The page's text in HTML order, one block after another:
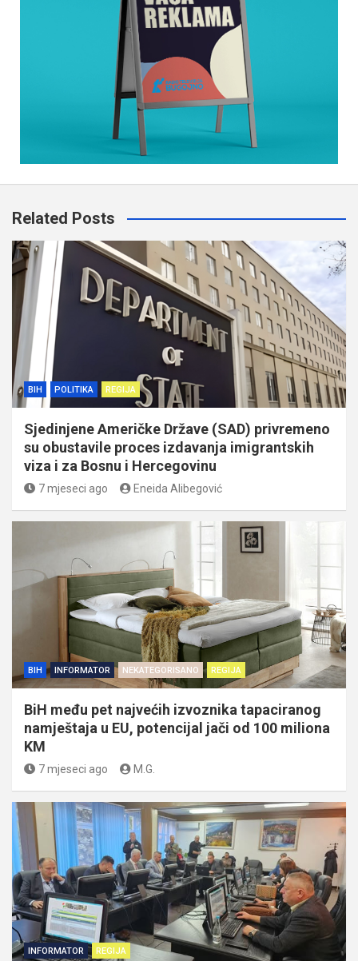
Related Posts
BIH POLITIKA REGIJA
Sjedinjene Američke Države (SAD) privremeno
su obustavile proces izdavanja imigrantskih
viza i za Bosnu i Hercegovinu
7 mjeseci ago Eneida Alibegović
BIH INFORMATOR NEKATEGORISANO REGIJA
BiH među pet najvećih izvoznika tapaciranog
namještaja u EU, potencijal jači od 100 miliona
KM
7 mjeseci ago M.G.
INFORMATOR REGIJA